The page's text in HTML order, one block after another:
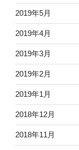
2019年5月
2019年4月
2019年3月
2019年2月
2019年1月
2018年12月
2018年11月